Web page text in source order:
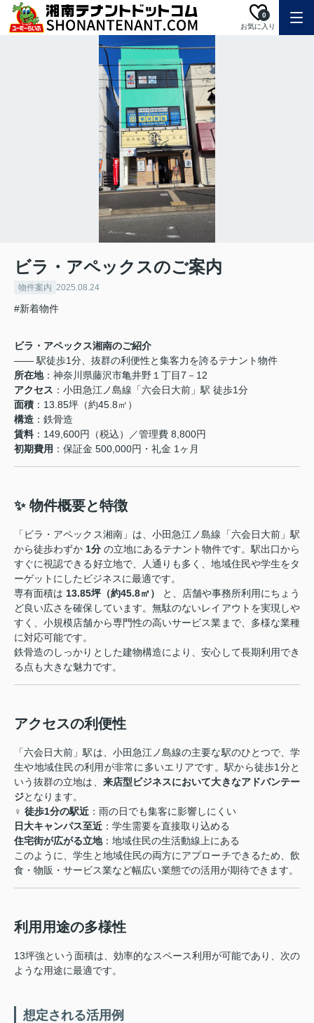
お気に入り
0
ビラ・アペックスのご案内
物件案内 2025.08.24
#新着物件
ビラ・アペックス湘南のご紹介
―― 駅徒歩1分、抜群の利便性と集客力を誇るテナント物件
所在地：神奈川県藤沢市亀井野１丁目7－12
アクセス ：小田急江ノ島線「六会日大前」駅 徒歩1分
面積 ：13.85坪（約45.8㎡）
構造 ：鉄骨造
賃料：149,600円（税込）／管理費 8,800円
初期費用 ：保証金 500,000円・礼金 1ヶ月
✨ 物件概要と特徴
「ビラ・アペックス湘南」は、小田急江ノ島線「六会日大前」駅
から徒歩わずか 1分 の立地にあるテナント物件です。駅出口から
すぐに視認できる好立地で、人通りも多く、地域住民や学生をタ
ーゲットにしたビジネスに最適です。
専有面積は 13.85坪（約45.8㎡）
と、店舗や事務所利用にちょう
ど良い広さを確保しています。無駄のないレイアウトを実現しや
すく、小規模店舗から専門性の高いサービス業まで、多様な業種
に対応可能です。
鉄骨造のしっかりとした建物構造により、安心して長期利用でき
る点も大きな魅力です。
アクセスの利便性
「六会日大前」駅は、小田急江ノ島線の主要な駅のひとつで、学
生や地域住民の利用が非常に多いエリアです。駅から徒歩1分と
いう抜群の立地は、 来店型ビジネスにおいて大きなアドバンテー
ジとなります。
‍♀️ 徒歩1分の駅近 ：雨の日でも集客に影響しにくい
日大キャンパス至近 ：学生需要を直接取り込める
住宅街が広がる立地：地域住民の生活動線上にある
このように、学生と地域住民の両方にアプローチできるため、飲
食・物販・サービス業など幅広い業態での活用が期待できます。
利用用途の多様性
13坪強という面積は、効率的なスペース利用が可能であり、次の
ような用途に最適です。
想定される活用例